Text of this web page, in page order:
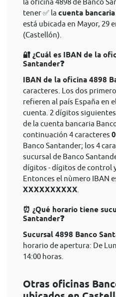
la oficina 4898 de Banco
tener ✅ la cuenta
está ubicada en Mayor, 29
(Castellón).
🔐 ¿Cuál es IBAN de la
Santander❓
IBAN de la oficina 4898
caracteres. Los dos
refieren al país España en
cuenta. 2 dígitos
de la cuenta bancaria
continuación 4 caracteres
Banco Santander; los 4
sucursal de Banco
dígitos - dígitos de control
Entonces el nùmero IBAN
XXXXXXXXXX
⏰ ¿Qué horario tiene
Santander❓
Sucursal 4898 Banco
horario de apertura: De
14:00 horas.
Otras oficinas